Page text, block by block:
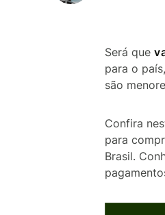
Será que
para o
são
Confira
para
Brasil.